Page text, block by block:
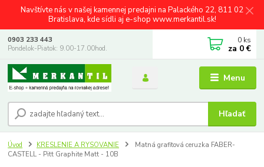
Navštívte nás v našej kamennej predajni na Palackého 22, 811 02
Bratislava, kde sídli aj e-shop www.merkantil.sk!
Menu
Hľadať
0903 233 443
Pondelok-Piatok: 9.00-17.00hod.
0 ks
za 0 €
Úvod KRESLENIE A RYSOVANIE
Matná grafitová ceruzka FABER-
CASTELL - Pitt Graphite Matt - 10B